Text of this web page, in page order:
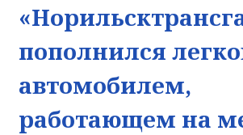
пополнился
автомобилем,
работающем на